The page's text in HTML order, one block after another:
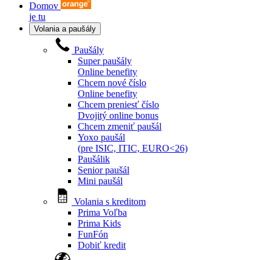
Domov
je tu
Volania a paušály
Paušály
Super paušály
Online benefity
Chcem nové číslo
Online benefity
Chcem preniesť číslo
Dvojitý online bonus
Chcem zmeniť paušál
Yoxo paušál
(pre ISIC, ITIC, EURO<26)
Paušálik
Senior paušál
Mini paušál
Volania s kreditom
Prima Voľba
Prima Kids
FunFón
Dobiť kredit